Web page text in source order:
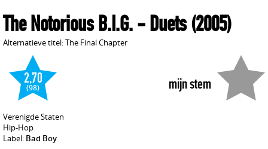
The Notorious B.I.G.- Duets(2005)
Alternatieve titel: The Final Chapter
mijn stem
2,70
(98)
Verenigde Staten
Hip-Hop
Label: Bad Boy